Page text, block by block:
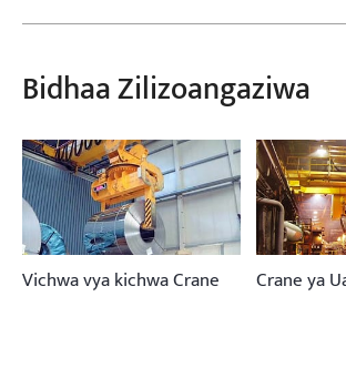
Bidhaa Zilizoangaziwa
Vichwa vya kichwa Crane Crane ya